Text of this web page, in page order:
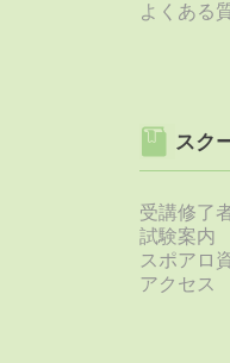
よくある
スク
受講修了
試験案内
スポアロ
アクセス